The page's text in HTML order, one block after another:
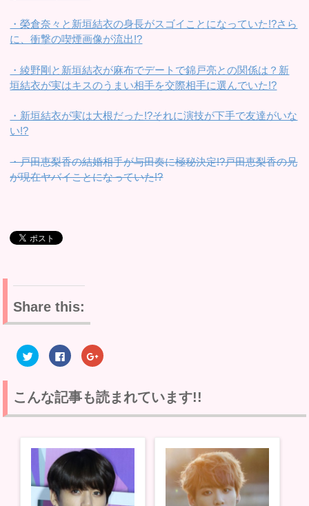
・榮倉奈々と新垣結衣の身長がスゴイことになっていた!?さら
に、衝撃の喫煙画像が流出!?
・綾野剛と新垣結衣が麻布でデートで錦戸亮との関係は？新
垣結衣が実はキスのうまい相手を交際相手に選んでいた!?
・新垣結衣が実は大根だった!?それに演技が下手で友達がいな
い!?
・戸田恵梨香の結婚相手が与田奏に極秘決定!?戸田恵梨香の兄
が現在ヤバイことになっていた!?
Share this:
ク
リ
て
T
i
共
有
(
新
し
F
a
o
o
で
る
ク
リ
ッ
ク
リ
て
G
o
+
で
共
有
(
新
し
こんな記事も読まれています!!